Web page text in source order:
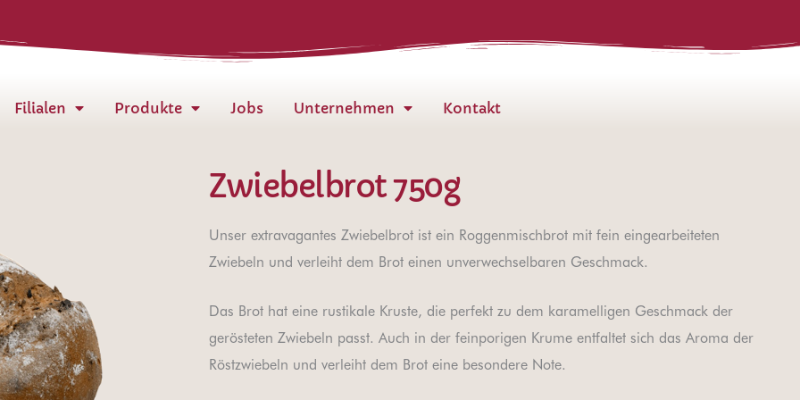
Filialen Produkte Jobs Unternehmen Kontakt
Zwiebelbrot 750g
Unser extravagantes Zwiebelbrot ist ein Roggenmischbrot mit fein eingearbeiteten
Zwiebeln und verleiht dem Brot einen unverwechselbaren Geschmack.
Das Brot hat eine rustikale Kruste, die perfekt zu dem karamelligen Geschmack der
gerösteten Zwiebeln passt. Auch in der feinporigen Krume entfaltet sich das Aroma der
Röstzwiebeln und verleiht dem Brot eine besondere Note.